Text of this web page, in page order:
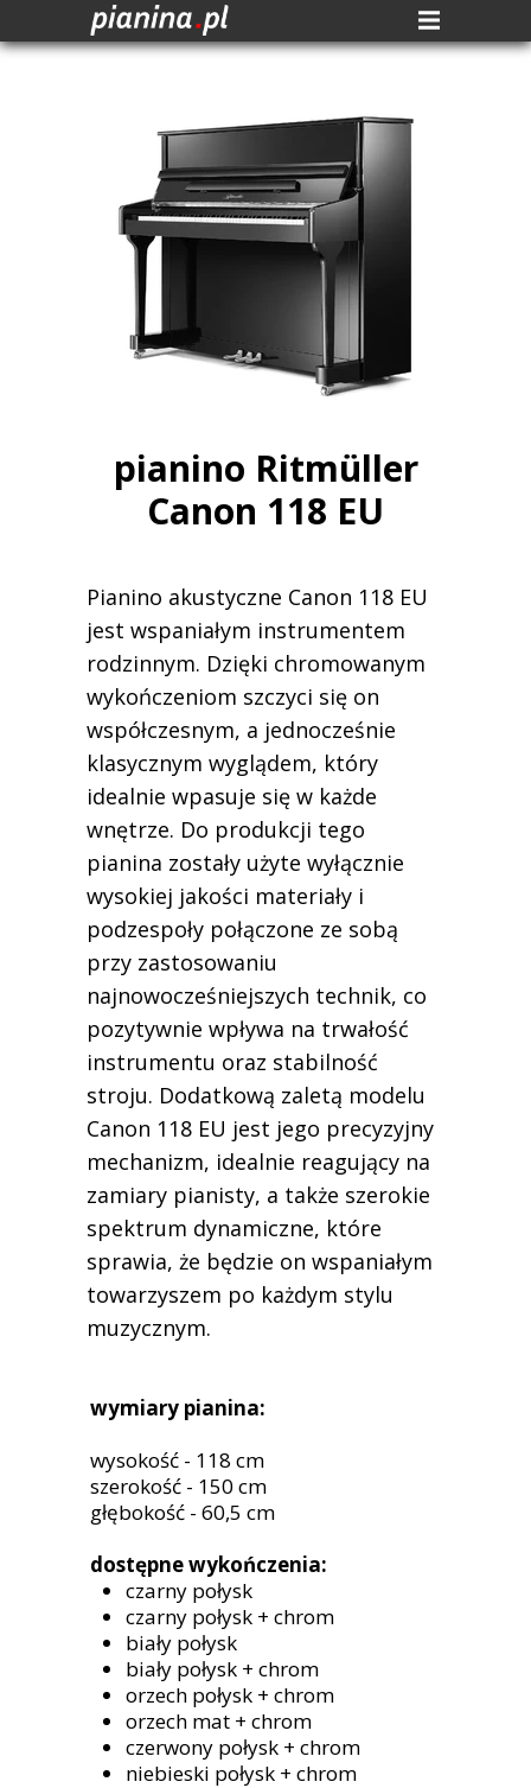
wymiary pianina:
wysokość - 118 cm
szerokość - 150 cm
głębokość - 60,5 cm
dostępne wykończenia:
czarny połysk
czarny połysk + chrom
biały połysk
biały połysk + chrom
orzech połysk + chrom
orzech mat + chrom
czerwony połysk + chrom
niebieski połysk + chrom
pianino Ritmüller
Canon 118 EU
Pianino akustyczne Canon 118 EU
jest wspaniałym instrumentem
rodzinnym. Dzięki chromowanym
wykończeniom szczyci się on
współczesnym, a jednocześnie
klasycznym wyglądem, który
idealnie wpasuje się w każde
wnętrze. Do produkcji tego
pianina zostały użyte wyłącznie
wysokiej jakości materiały i
podzespoły połączone ze sobą
przy zastosowaniu
najnowocześniejszych technik, co
pozytywnie wpływa na trwałość
instrumentu oraz stabilność
stroju. Dodatkową zaletą modelu
Canon 118 EU jest jego precyzyjny
mechanizm, idealnie reagujący na
zamiary pianisty, a także szerokie
spektrum dynamiczne, które
sprawia, że będzie on wspaniałym
towarzyszem po każdym stylu
muzycznym.